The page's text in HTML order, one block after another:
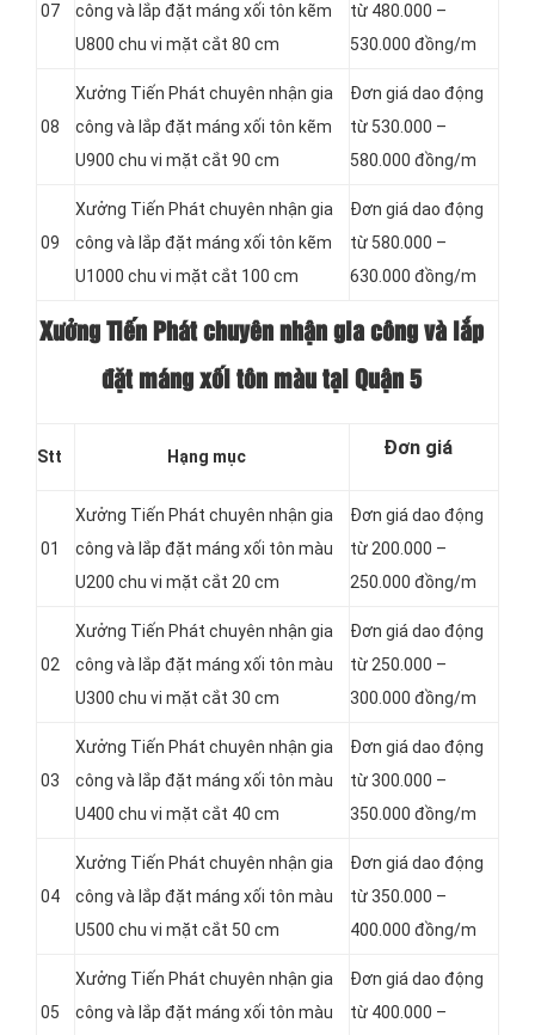
07
công và lắp đặt máng xối tôn kẽm
U800 chu vi mặt cắt 80 cm
từ 480.000 –
530.000 đồng/m
08
Xưởng Tiến Phát chuyên nhận gia
công và lắp đặt máng xối tôn kẽm
U900 chu vi mặt cắt 90 cm
Đơn giá dao động
từ 530.000 –
580.000 đồng/m
09
Xưởng Tiến Phát chuyên nhận gia
công và lắp đặt máng xối tôn kẽm
U1000 chu vi mặt cắt 100 cm
Đơn giá dao động
từ 580.000 –
630.000 đồng/m
Xưởng Tiến Phát chuyên nhận gia công và lắp
đặt máng xối tôn màu tại Quận 5
Stt Hạng mục Đơn giá
01
Xưởng Tiến Phát chuyên nhận gia
công và lắp đặt máng xối tôn màu
U200 chu vi mặt cắt 20 cm
Đơn giá dao động
từ 200.000 –
250.000 đồng/m
02
Xưởng Tiến Phát chuyên nhận gia
công và lắp đặt máng xối tôn màu
U300 chu vi mặt cắt 30 cm
Đơn giá dao động
từ 250.000 –
300.000 đồng/m
03
Xưởng Tiến Phát chuyên nhận gia
công và lắp đặt máng xối tôn màu
U400 chu vi mặt cắt 40 cm
Đơn giá dao động
từ 300.000 –
350.000 đồng/m
04
Xưởng Tiến Phát chuyên nhận gia
công và lắp đặt máng xối tôn màu
U500 chu vi mặt cắt 50 cm
Đơn giá dao động
từ 350.000 –
400.000 đồng/m
05
Xưởng Tiến Phát chuyên nhận gia
công và lắp đặt máng xối tôn màu
Đơn giá dao động
từ 400.000 –